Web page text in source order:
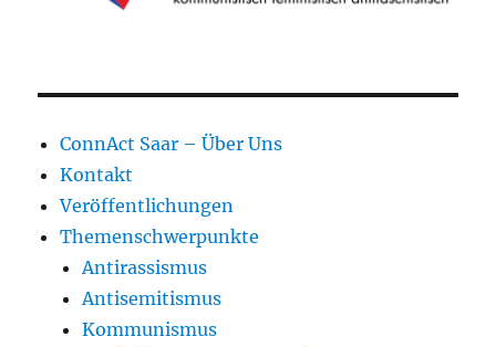
ConnAct Saar – Über Uns
Kontakt
Veröffentlichungen
Themenschwerpunkte
Antirassismus
Antisemitismus
Kommunismus